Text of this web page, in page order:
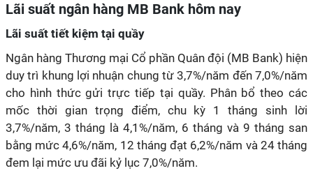
Lãi suất ngân hàng MB Bank hôm nay
Lãi suất tiết kiệm tại quầy
Ngân hàng Thương mại Cổ phần Quân đội (MB Bank) hiện
duy trì khung lợi nhuận chung từ 3,7%/năm đến 7,0%/năm
cho hình thức gửi trực tiếp tại quầy. Phân bổ theo các
mốc thời gian trọng điểm, chu kỳ 1 tháng sinh lời
3,7%/năm, 3 tháng là 4,1%/năm, 6 tháng và 9 tháng san
bằng mức 4,6%/năm, 12 tháng đạt 6,2%/năm và 24 tháng
đem lại mức ưu đãi kỷ lục 7,0%/năm.